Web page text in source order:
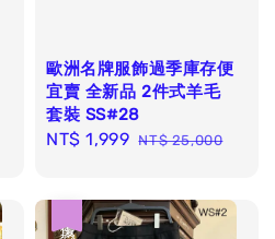
歐洲名牌服飾過季庫存便
宜賣 全新品 2件式羊毛
套裝 SS#28
Sale
NT$ 1,999 Regular
NT$ 25,000